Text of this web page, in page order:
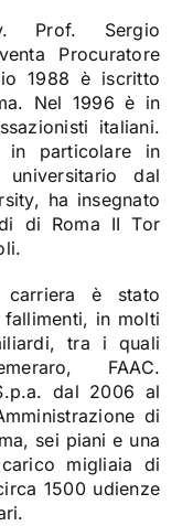
Prof. Sergio
Procuratore
1988 è iscritto
Nel 1996 è in
italiani.
in particolare in
dal
ha insegnato
di Roma II Tor
è stato
in molti
tra i quali
FAAC.
dal 2006 al
di
sei piani e una
migliaia di
1500 udienze